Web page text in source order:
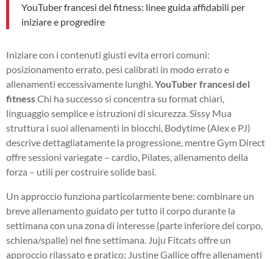
YouTuber francesi del fitness: linee guida affidabili per
iniziare e progredire
Iniziare con i contenuti giusti evita errori comuni:
posizionamento errato, pesi calibrati in modo errato e
allenamenti eccessivamente lunghi. YouTuber francesi del
fitnessChi ha successo si concentra su format chiari,
linguaggio semplice e istruzioni di sicurezza. Sissy Mua
struttura i suoi allenamenti in blocchi, Bodytime (Alex e PJ)
descrive dettagliatamente la progressione, mentre Gym Direct
offre sessioni variegate – cardio, Pilates, allenamento della
forza – utili per costruire solide basi.
Un approccio funziona particolarmente bene: combinare un
breve allenamento guidato per tutto il corpo durante la
settimana con una zona di interesse (parte inferiore del corpo,
schiena/spalle) nel fine settimana. Juju Fitcats offre un
approccio rilassato e pratico; Justine Gallice offre allenamenti